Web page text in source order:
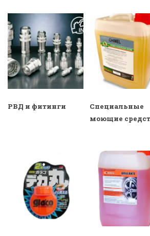
РВД и фитинги
Специальные
моющие